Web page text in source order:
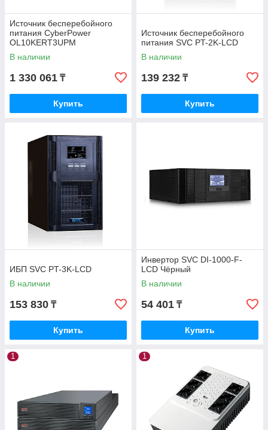
Источник бесперебойного
питания CyberPower
OL10KERT3UPM
В наличии
1 330 061 ₸
Купить
Источник бесперебойного
питания SVC PT-2K-LCD
В наличии
139 232 ₸
Купить
ИБП SVC PT-3K-LCD
В наличии
153 830 ₸
Купить
Инвертор SVC DI-1000-F-
LCD Чёрный
В наличии
54 401 ₸
Купить
1 1